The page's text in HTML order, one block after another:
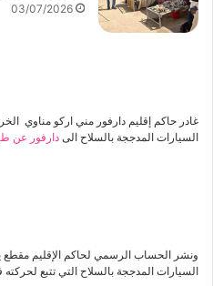
03/07/2026
غادر حاكم إقليم دارفور مني اركو مناوي
السيارات المدججة بالسلاح الى دارفور عن
ونشر الحساب الرسمي لحاكم الإقليم مقطع
السيارات المدججة بالسلاح التي تتبع